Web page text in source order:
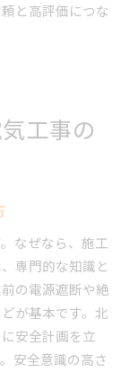
と高評価につな
工事の
なぜなら、施工
専門的な知識と
の電源遮断や絶
が基本です。北
安全計画を立
安全意識の高さ